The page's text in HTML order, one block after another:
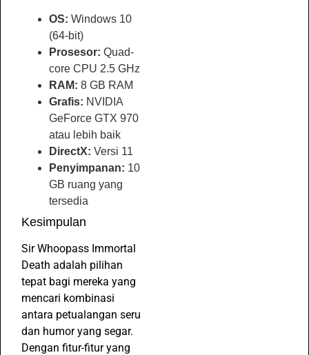
OS: Windows 10
(64-bit)
Prosesor: Quad-
core CPU 2.5 GHz
RAM: 8 GB RAM
Grafis: NVIDIA
GeForce GTX 970
atau lebih baik
DirectX: Versi 11
Penyimpanan: 10
GB ruang yang
tersedia
Kesimpulan
Sir Whoopass Immortal
Death adalah pilihan
tepat bagi mereka yang
mencari kombinasi
antara petualangan seru
dan humor yang segar.
Dengan fitur-fitur yang